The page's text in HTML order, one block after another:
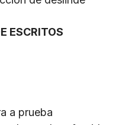
ESCRITOS
a prueba